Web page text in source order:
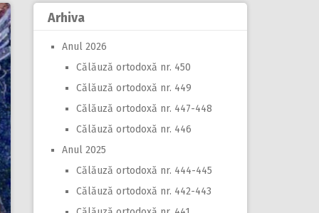
Arhiva
Anul 2026
Călăuză ortodoxă nr. 450
Călăuză ortodoxă nr. 449
Călăuză ortodoxă nr. 447-448
Călăuză ortodoxă nr. 446
Anul 2025
Călăuză ortodoxă nr. 444-445
Călăuză ortodoxă nr. 442-443